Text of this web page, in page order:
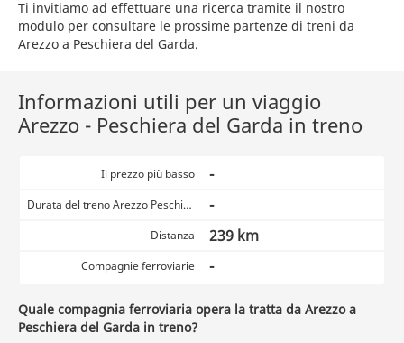
Ti invitiamo ad effettuare una ricerca tramite il nostro
modulo per consultare le prossime partenze di treni da
Arezzo a Peschiera del Garda.
Informazioni utili per un viaggio
Arezzo - Peschiera del Garda in treno
Il prezzo più basso -
Durata del treno Arezzo Peschiera del Garda -
Distanza 239 km
Compagnie ferroviarie -
Quale compagnia ferroviaria opera la tratta da Arezzo a
Peschiera del Garda in treno?